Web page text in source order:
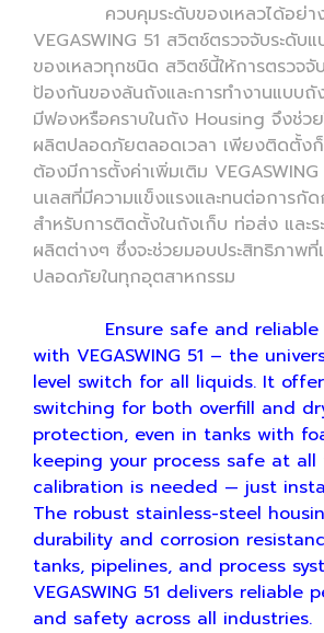
ควบคุมระดับของเหลวได้อย่าง
VEGASWING 51 สวิตช์ตรวจจับระดับ
ของเหลวทุกชนิด สวิตช์นี้ให้การตรวจ
ป้องกันของล้นถังและการทำงานแบบ
มีฟองหรือคราบในถัง Housing จึงช่วย
ผลิตปลอดภัยตลอดเวลา เพียงติดตั้งก็
ต้องมีการตั้งค่าเพิ่มเติม
นเลสที่มีความแข็งแรงและทนต่อการกัด
สำหรับการติดตั้งในถังเก็บ ท่อส่ง และร
ผลิตต่างๆ ซึ่งจะช่วยมอบประสิทธิภาพที่
ปลอดภัยในทุกอุตสาหกรรม
Ensure safe and reliable
with VEGASWING 51 – the
level switch for all liquids. It
switching for both overfill and
protection, even in tanks with
keeping your process safe at all
calibration is needed — just
The robust stainless-steel
durability and corrosion
tanks, pipelines, and process
VEGASWING 51 delivers reliable
and safety across all industries.